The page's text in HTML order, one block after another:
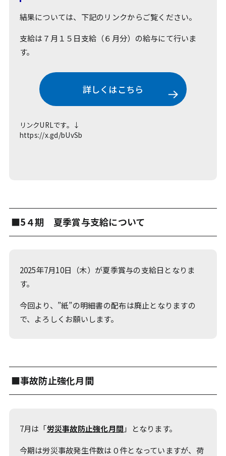
結果については、下記のリンクからご覧ください。
支給は７月１５日支給（６月分）の給与にて行いま
す。
詳しくはこちら
リンクURLです。↓
https://x.gd/bUvSb
■5４期 夏季賞与支給について
2025年7月10日（木）が夏季賞与の支給日となりま
す。
今回より、”紙”の明細書の配布は廃止となりますの
で、よろしくお願いします。
■事故防止強化月間
7月は「労災事故防止強化月間 」となります。
今期は労災事故発生件数は０件となっていますが、荷